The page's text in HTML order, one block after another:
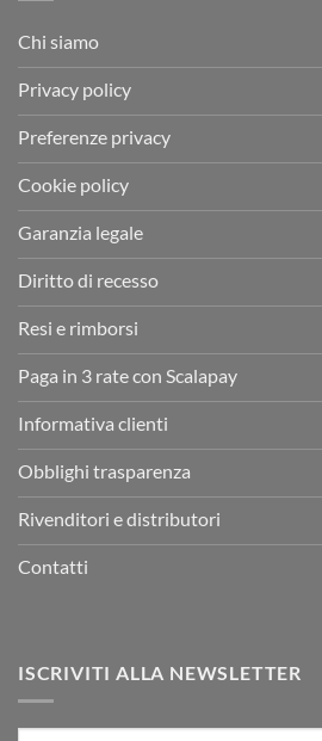
Chi siamo
Privacy policy
Preferenze privacy
Cookie policy
Garanzia legale
Diritto di recesso
Resi e rimborsi
Paga in 3 rate con Scalapay
Informativa clienti
Obblighi trasparenza
Rivenditori e distributori
Contatti
ISCRIVITI ALLA NEWSLETTER